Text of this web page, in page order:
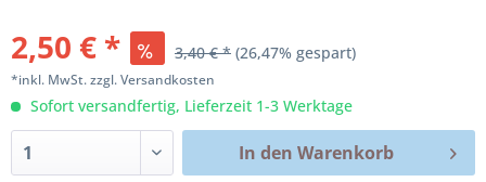
2,50 € * 3,40 € * (26,47% gespart)
*inkl. MwSt.zzgl. Versandkosten
Sofort versandfertig, Lieferzeit 1-3 Werktage
In den Warenkorb